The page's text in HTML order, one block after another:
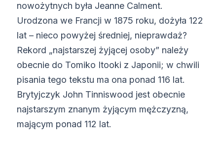
nowożytnych była Jeanne Calment.
Urodzona we Francji w 1875 roku, dożyła 122
lat – nieco powyżej średniej, nieprawdaż?
Rekord „najstarszej żyjącej osoby” należy
obecnie do Tomiko Itooki z Japonii; w chwili
pisania tego tekstu ma ona ponad 116 lat.
Brytyjczyk John Tinniswood jest obecnie
najstarszym znanym żyjącym mężczyzną,
mającym ponad 112 lat.